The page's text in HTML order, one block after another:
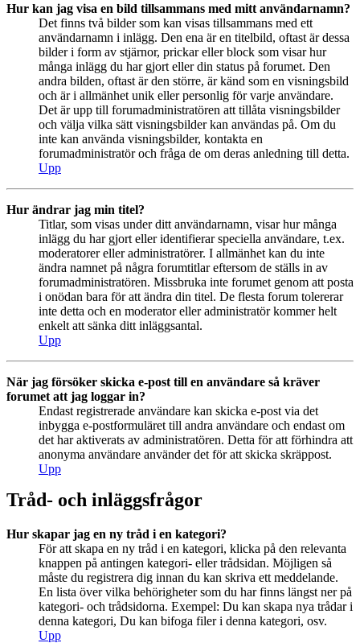
Hur kan jag visa en bild tillsammans med mitt användarnamn?
Det finns två bilder som kan visas tillsammans med ett
användarnamn i inlägg. Den ena är en titelbild, oftast är dessa
bilder i form av stjärnor, prickar eller block som visar hur
många inlägg du har gjort eller din status på forumet. Den
andra bilden, oftast är den större, är känd som en visningsbild
och är i allmänhet unik eller personlig för varje användare.
Det är upp till forumadministratören att tillåta visningsbilder
och välja vilka sätt visningsbilder kan användas på. Om du
inte kan använda visningsbilder, kontakta en
forumadministratör och fråga de om deras anledning till detta.
Upp
Hur ändrar jag min titel?
Titlar, som visas under ditt användarnamn, visar hur många
inlägg du har gjort eller identifierar speciella användare, t.ex.
moderatorer eller administratörer. I allmänhet kan du inte
ändra namnet på några forumtitlar eftersom de ställs in av
forumadministratören. Missbruka inte forumet genom att posta
i onödan bara för att ändra din titel. De flesta forum tolererar
inte detta och en moderator eller administratör kommer helt
enkelt att sänka ditt inläggsantal.
Upp
När jag försöker skicka e-post till en användare så kräver
forumet att jag loggar in?
Endast registrerade användare kan skicka e-post via det
inbygga e-postformuläret till andra användare och endast om
det har aktiverats av administratören. Detta för att förhindra att
anonyma användare använder det för att skicka skräppost.
Upp
Tråd- och inläggsfrågor
Hur skapar jag en ny tråd i en kategori?
För att skapa en ny tråd i en kategori, klicka på den relevanta
knappen på antingen kategori- eller trådsidan. Möjligen så
måste du registrera dig innan du kan skriva ett meddelande.
En lista över vilka behörigheter som du har finns längst ner på
kategori- och trådsidorna. Exempel: Du kan skapa nya trådar i
denna kategori, Du kan bifoga filer i denna kategori, osv.
Upp